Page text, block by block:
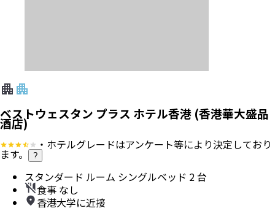
ベストウェスタン プラス ホテル香港 (香港華大盛品
酒店)
・ホテルグレードはアンケート等により決定しており
ます。 ?
スタンダード ルーム シングルベッド 2 台
食事 なし
香港大学に近接